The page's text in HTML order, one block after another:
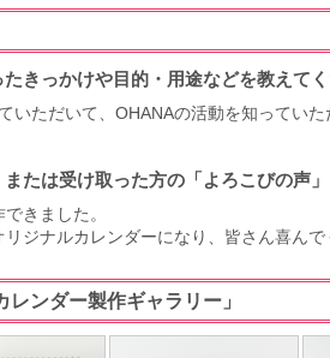
きっかけや目的・用途などを教えてく
いただいて、OHANAの活動を知ってい
たは受け取った方の「よろこびの声」
きました。
ジナルカレンダーになり、皆さん喜んで
ンダー製作ギャラリー」